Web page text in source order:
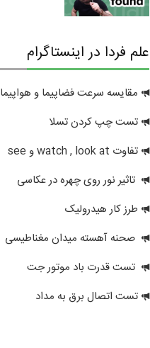
علم فردا در اینستاگرام
مقایسه سرعت فضاپیما و هواپیما
تست چپ کردن تسلا
تفاوت watch , look at و see
تاثیر نور روی چهره در عکاسی
طرز کار هیدرولیک
صحنه آهسته میدان مغناطیسی
تست قدرت باد موتور جت
تست اتصال برق به مداد